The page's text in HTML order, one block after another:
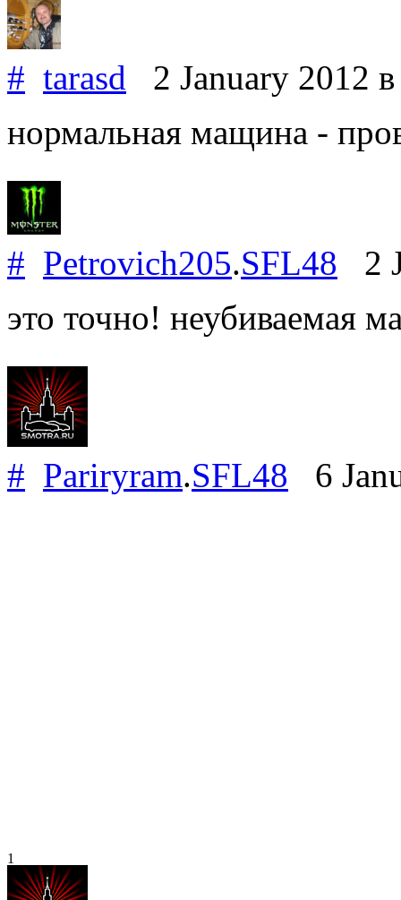
# tarasd 2 January 2012
нормальная мащина -
# Petrovich205.SFL48 2
это точно! неубиваемая
# Pariryram.SFL48 6
1